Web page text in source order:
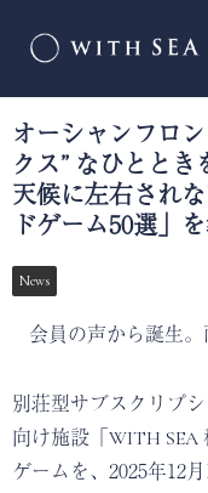
オーシャンフロ
クス” なひととき
天候に左右され
ドゲーム50選」を
News
会員の声から誕生。
別荘型サブスクリプ
向け施設「WITH SEA
ゲームを、2025年12